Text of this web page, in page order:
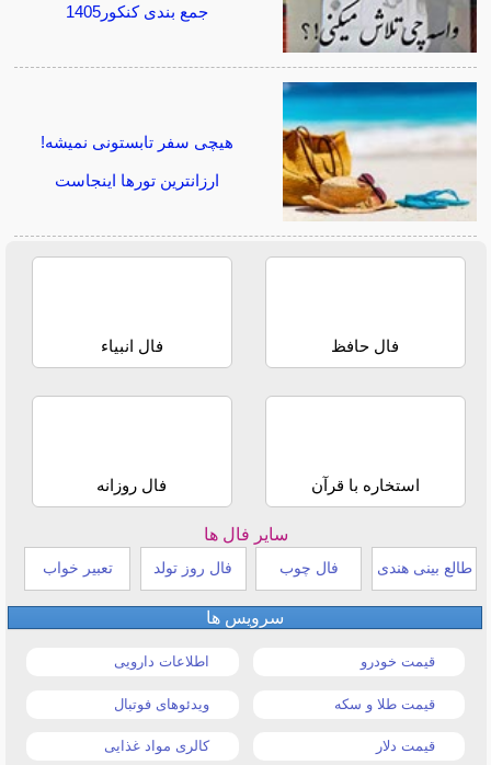
جمع بندی کنکور1405
هیچی سفر تابستونی نمیشه!
ارزانترین تورها اینجاست
فال حافظ فال انبیاء
استخاره با قرآن فال روزانه
سایر فال ها
طالع بینی هندی فال چوب فال روز تولد تعبیر خواب
سرویس ها
قیمت خودرو اطلاعات دارویی
قیمت طلا و سکه ویدئوهای فوتبال
قیمت دلار کالری مواد غذایی